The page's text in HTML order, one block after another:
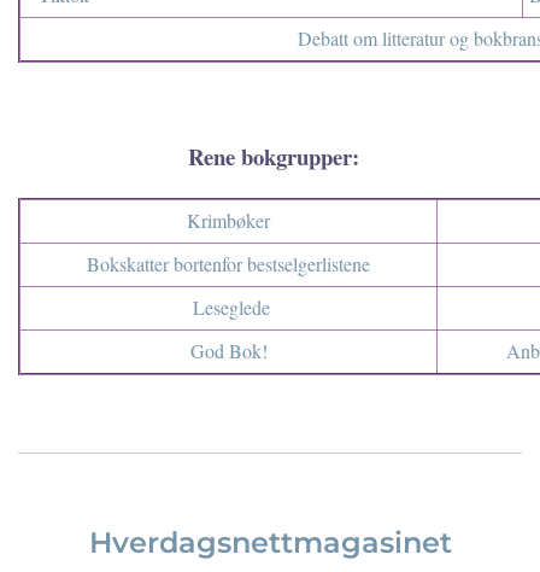
Debatt om litteratur og
Rene bokgrupper:
Krimbøker
Bokskatter bortenfor bestselgerlistene
Leseglede
God Bok!
Hverdagsnettmagasinet